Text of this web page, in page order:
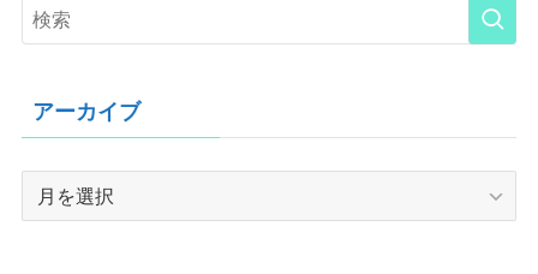
アーカイブ